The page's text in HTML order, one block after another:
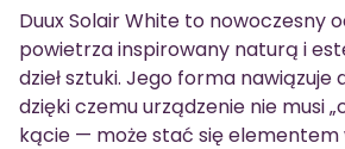
Duux Solair White to nowoczesny
powietrza inspirowany naturą i
dzieł sztuki. Jego forma nawiązuje
dzięki czemu urządzenie nie musi
kącie — może stać się elementem